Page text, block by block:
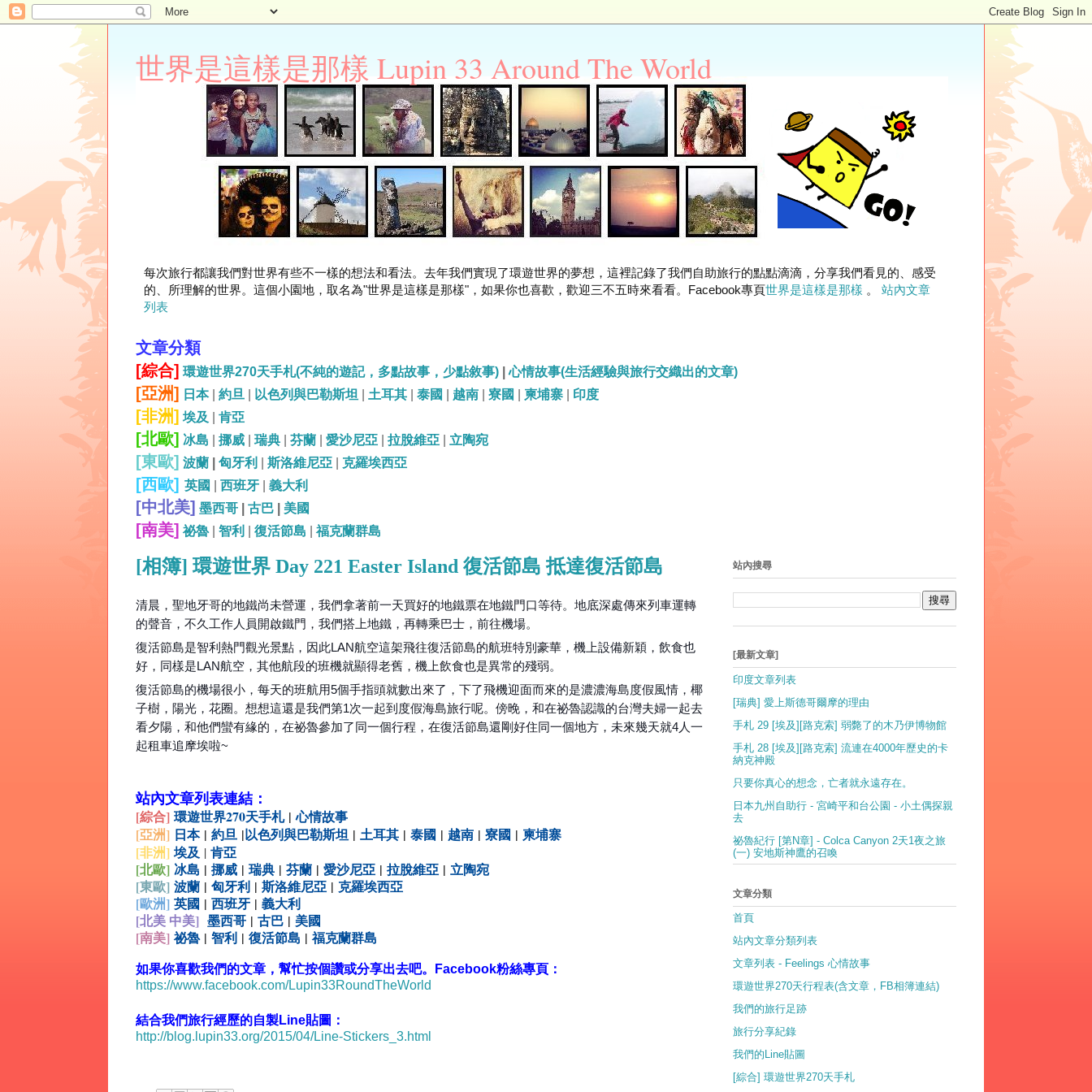
世界是這樣是那樣 Lupin 33 Around The World
每次旅行都讓我們對世界有些不一樣的想法和看法。去年我們實現了環遊世界的夢想，這裡記錄了我們自助旅行的點點滴滴，分享我們看見的、感受
的、所理解的世界。這個小園地，取名為"世界是這樣是那樣"，如果你也喜歡，歡迎三不五時來看看。Facebook專頁世界是這樣是那樣 。
站內文章
列表
文章分類
[綜合] 環遊世界270天手札(不純的遊記，多點故事，少點敘事) |心情故事(生活經驗與旅行交織出的文章)
[亞洲] 日本| 約旦 以色列與巴勒斯坦 土耳其 泰國 越南 寮國 柬埔寨 印度
[非洲] 埃及 肯亞
[北歐] 冰島 挪威 瑞典 芬蘭 愛沙尼亞 拉脫維亞 立陶宛
[東歐] 波蘭 匈牙利 斯洛維尼亞 克羅埃西亞
[西歐] 英國 西班牙 義大利
[中北美] 墨西哥 古巴 美國
[南美] 祕魯| 智利 復活節島 福克蘭群島
[相簿] 環遊世界 Day 221 Easter Island 復活節島 抵達復活節島
清晨，聖地牙哥的地鐵尚未營運，我們拿著前一天買好的地鐵票在地鐵門口等待。地底深處傳來列車運轉
的聲音，不久工作人員開啟鐵門，我們搭上地鐵，再轉乘巴士，前往機場。
復活節島是智利熱門觀光景點，因此LAN航空這架飛往復活節島的航班特別豪華，機上設備新穎，飲食也
好，同樣是LAN航空，其他航段的班機就顯得老舊，機上飲食也是異常的殘弱。
復活節島的機場很小，每天的班航用5個手指頭就數出來了，下了飛機迎面而來的是濃濃海島度假風情，椰
子樹，陽光，花圈。想想這還是我們第1次一起到度假海島旅行呢。傍晚，和在祕魯認識的台灣夫婦一起去
看夕陽，和他們蠻有緣的，在祕魯參加了同一個行程，在復活節島還剛好住同一個地方，未來幾天就4人一
起租車追摩埃啦~
站內文章列表連結：
[綜合] 環遊世界270天手札|心情故事
[亞洲] 日本 | 約旦 |以色列與巴勒斯坦 | 土耳其 | 泰國 | 越南 | 寮國 | 柬埔寨
[非洲] 埃及 | 肯亞
[北歐] 冰島 | 挪威 | 瑞典 | 芬蘭 | 愛沙尼亞 | 拉脫維亞 | 立陶宛
[東歐] 波蘭 | 匈牙利 | 斯洛維尼亞 | 克羅埃西亞
[歐洲] 英國 | 西班牙 | 義大利
[北美 中美] 墨西哥 | 古巴 | 美國
[南美] 祕魯 | 智利 | 復活節島 | 福克蘭群島
如果你喜歡我們的文章，幫忙按個讚或分享出去吧。Facebook粉絲專頁：
https://www.facebook.com/Lupin33RoundTheWorld
結合我們旅行經歷的自製Line貼圖：
http://blog.lupin33.org/2015/04/Line-Stickers_3.html
站內搜尋
[最新文章]
印度文章列表
[瑞典] 愛上斯德哥爾摩的理由
手札 29 [埃及][路克索] 弱斃了的木乃伊博物館
手札 28 [埃及][路克索] 流連在4000年歷史的卡
納克神殿
只要你真心的想念，亡者就永遠存在。
日本九州自助行 - 宮崎平和台公園 - 小土偶探親
去
祕魯紀行 [第N章] - Colca Canyon 2天1夜之旅
(一) 安地斯神鷹的召喚
文章分類
首頁
站內文章分類列表
文章列表 - Feelings 心情故事
環遊世界270天行程表(含文章，FB相簿連結)
我們的旅行足跡
旅行分享紀錄
我們的Line貼圖
[綜合] 環遊世界270天手札